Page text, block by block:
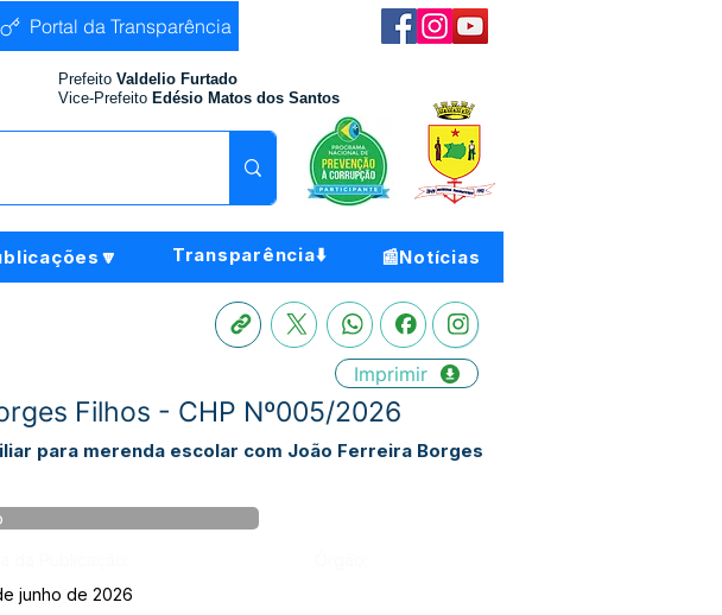
Portal da Transparência
Prefeito Valdelio Furtado
Vice-Prefeito Edésio Matos dos Santos
Transparência⬇️ 📰Notícias
Imprimir
Filhos - CHP Nº005/2026
para merenda escolar com João Ferreira Borges
junho de 2026